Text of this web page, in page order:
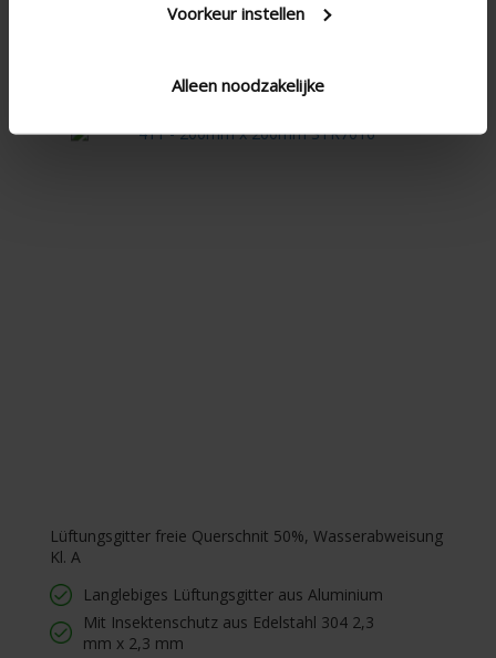
Voorkeur instellen
Alleen noodzakelijke
Lüftungsgitter freie Querschnit 50%, Wasserabweisung
Kl. A
Langlebiges Lüftungsgitter aus Aluminium
Mit Insektenschutz aus Edelstahl 304 2,3
mm x 2,3 mm